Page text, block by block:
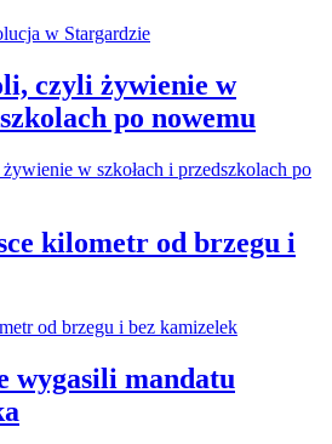
czyli żywienie w
po nowemu
kilometr od brzegu i
wygasili mandatu